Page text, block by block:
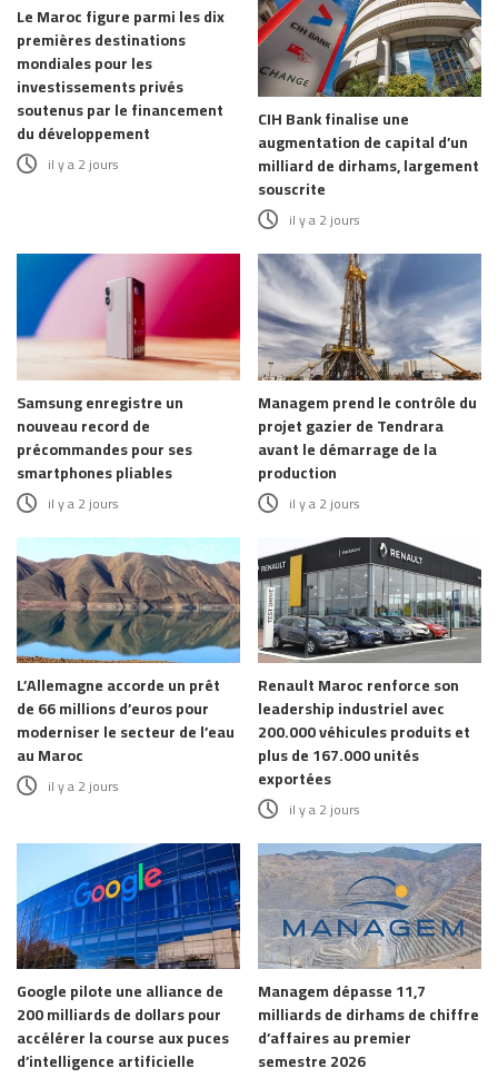
Le Maroc figure parmi les dix
premières destinations
mondiales pour les
investissements privés
soutenus par le financement
du développement
il y a 2 jours
CIH Bank finalise une
augmentation de capital d’un
milliard de dirhams, largement
souscrite
il y a 2 jours
Samsung enregistre un
nouveau record de
précommandes pour ses
smartphones pliables
il y a 2 jours
Managem prend le contrôle du
projet gazier de Tendrara
avant le démarrage de la
production
il y a 2 jours
L’Allemagne accorde un prêt
de 66 millions d’euros pour
moderniser le secteur de l’eau
au Maroc
il y a 2 jours
Renault Maroc renforce son
leadership industriel avec
200.000 véhicules produits et
plus de 167.000 unités
exportées
il y a 2 jours
Google pilote une alliance de
200 milliards de dollars pour
accélérer la course aux puces
d’intelligence artificielle
Managem dépasse 11,7
milliards de dirhams de chiffre
d’affaires au premier
semestre 2026